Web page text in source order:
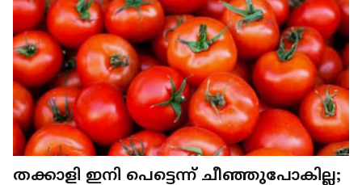
തക്കാളി ഇനി പെട്ടെന്ന് ചീഞ്ഞുപോകില്ല;